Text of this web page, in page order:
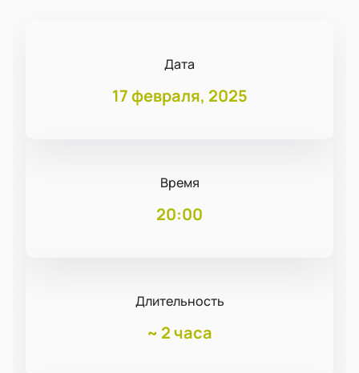
Дата
17 февраля, 2025
Время
20:00
Длительность
~ 2 часа